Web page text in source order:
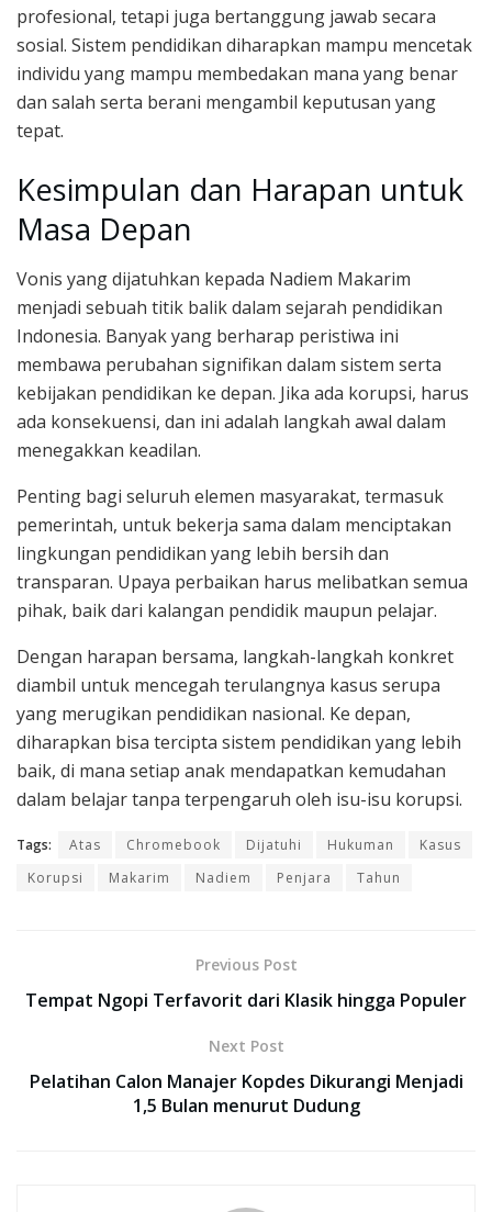
profesional, tetapi juga bertanggung jawab secara
sosial. Sistem pendidikan diharapkan mampu mencetak
individu yang mampu membedakan mana yang benar
dan salah serta berani mengambil keputusan yang
tepat.
Kesimpulan dan Harapan untuk
Masa Depan
Vonis yang dijatuhkan kepada Nadiem Makarim
menjadi sebuah titik balik dalam sejarah pendidikan
Indonesia. Banyak yang berharap peristiwa ini
membawa perubahan signifikan dalam sistem serta
kebijakan pendidikan ke depan. Jika ada korupsi, harus
ada konsekuensi, dan ini adalah langkah awal dalam
menegakkan keadilan.
Penting bagi seluruh elemen masyarakat, termasuk
pemerintah, untuk bekerja sama dalam menciptakan
lingkungan pendidikan yang lebih bersih dan
transparan. Upaya perbaikan harus melibatkan semua
pihak, baik dari kalangan pendidik maupun pelajar.
Dengan harapan bersama, langkah-langkah konkret
diambil untuk mencegah terulangnya kasus serupa
yang merugikan pendidikan nasional. Ke depan,
diharapkan bisa tercipta sistem pendidikan yang lebih
baik, di mana setiap anak mendapatkan kemudahan
dalam belajar tanpa terpengaruh oleh isu-isu korupsi.
Tags: Atas Chromebook Dijatuhi Hukuman
Kasus
Korupsi
Makarim Nadiem Penjara Tahun
Previous Post
Tempat Ngopi Terfavorit dari Klasik hingga Populer
Next Post
Pelatihan Calon Manajer Kopdes Dikurangi Menjadi
1,5 Bulan menurut Dudung